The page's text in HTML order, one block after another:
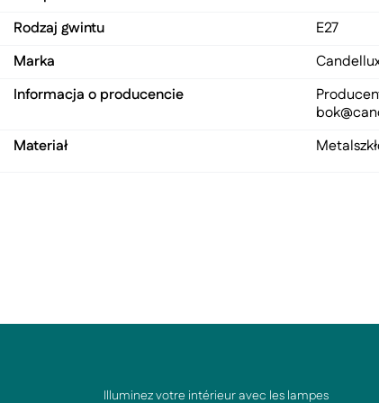
Rodzaj gwintu
E27
Marka
Informacja o producencie
Materiał
Metal
Illuminez votre intérieur avec les lampes